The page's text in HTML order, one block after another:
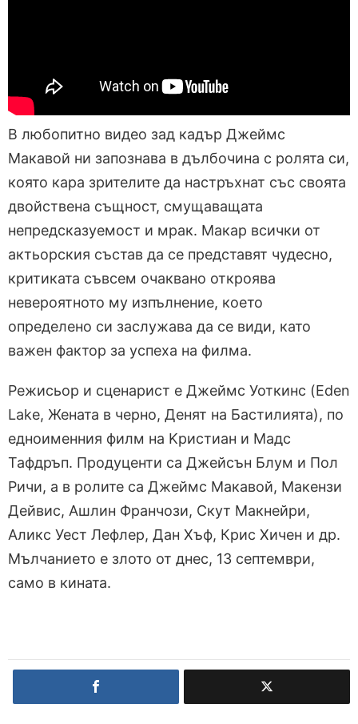
В любопитно видео зад кадър Джеймс
Макавой ни запознава в дълбочина с ролята си,
която кара зрителите да настръхнат със своята
двойствена същност, смущаващата
непредсказуемост и мрак. Макар всички от
актьорския състав да се представят чудесно,
критиката съвсем очаквано откроява
невероятното му изпълнение, което
определено си заслужава да се види, като
важен фактор за успеха на филма.
Режисьор и сценарист е Джеймс Уоткинс (Eden
Lake, Жената в черно, Денят на Бастилията), по
едноименния филм на Kристиан и Мадс
Тафдръп. Продуценти са Джейсън Блум и Пол
Ричи, а в ролите са Джеймс Макавой, Макензи
Дейвис, Ашлин Франчози, Скут Макнейри,
Аликс Уест Лефлер, Дан Хъф, Крис Хичен и др.
Мълчанието е злото от днес, 13 септември,
само в кината.